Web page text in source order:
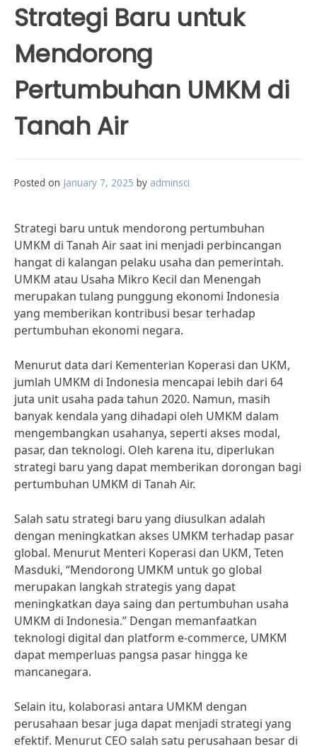
Strategi Baru untuk
Mendorong
Pertumbuhan UMKM di
Tanah Air
Posted on January 7, 2025 by adminsci
Strategi baru untuk mendorong pertumbuhan
UMKM di Tanah Air saat ini menjadi perbincangan
hangat di kalangan pelaku usaha dan pemerintah.
UMKM atau Usaha Mikro Kecil dan Menengah
merupakan tulang punggung ekonomi Indonesia
yang memberikan kontribusi besar terhadap
pertumbuhan ekonomi negara.
Menurut data dari Kementerian Koperasi dan UKM,
jumlah UMKM di Indonesia mencapai lebih dari 64
juta unit usaha pada tahun 2020. Namun, masih
banyak kendala yang dihadapi oleh UMKM dalam
mengembangkan usahanya, seperti akses modal,
pasar, dan teknologi. Oleh karena itu, diperlukan
strategi baru yang dapat memberikan dorongan bagi
pertumbuhan UMKM di Tanah Air.
Salah satu strategi baru yang diusulkan adalah
dengan meningkatkan akses UMKM terhadap pasar
global. Menurut Menteri Koperasi dan UKM, Teten
Masduki, “Mendorong UMKM untuk go global
merupakan langkah strategis yang dapat
meningkatkan daya saing dan pertumbuhan usaha
UMKM di Indonesia.” Dengan memanfaatkan
teknologi digital dan platform e-commerce, UMKM
dapat memperluas pangsa pasar hingga ke
mancanegara.
Selain itu, kolaborasi antara UMKM dengan
perusahaan besar juga dapat menjadi strategi yang
efektif. Menurut CEO salah satu perusahaan besar di